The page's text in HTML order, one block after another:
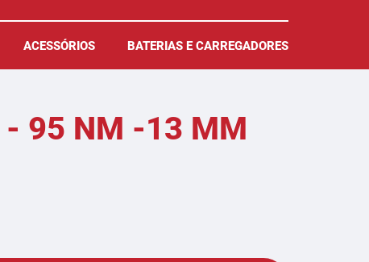
ACESSÓRIOS BATERIAS E CARREGADORES
- 95 NM -13 MM